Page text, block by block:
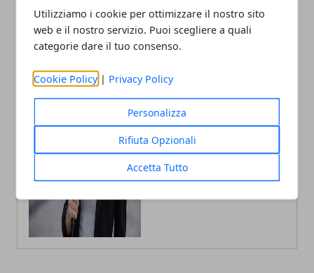
Utilizziamo i cookie per ottimizzare il nostro sito
web e il nostro servizio. Puoi scegliere a quali
categorie dare il tuo consenso.
Cookie Policy | Privacy Policy
Personalizza
Rifiuta Opzionali
Accetta Tutto
Fabiana Fissore
Fabiana Fissore è web editor e
creator di contenuti dedicati a
e coinvolgente, a stretto contatto con
il territorio.